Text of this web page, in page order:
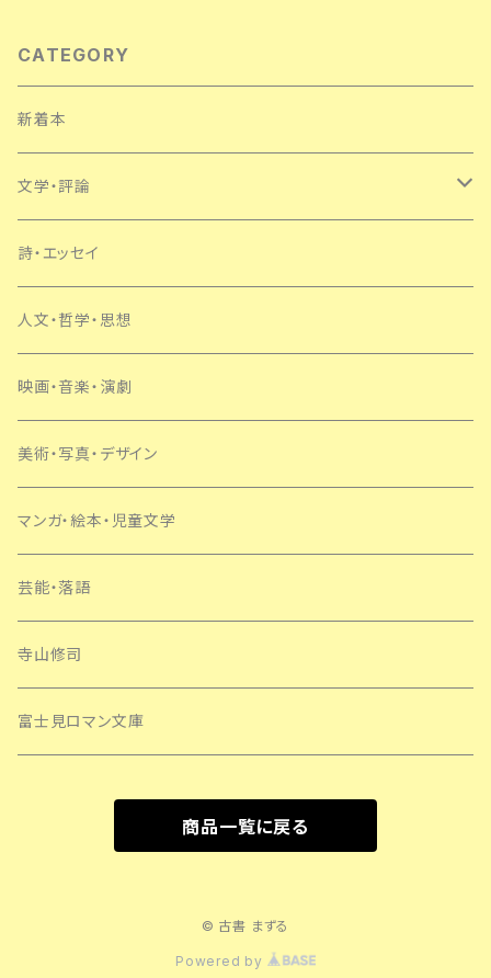
CATEGORY
新着本
文学・評論
日本
外国
SF・ミステリー
詩・エッセイ
人文・哲学・思想
映画・音楽・演劇
美術・写真・デザイン
マンガ・絵本・児童文学
芸能・落語
寺山修司
富士見ロマン文庫
商品一覧に戻る
© 古書 まずる
Powered by